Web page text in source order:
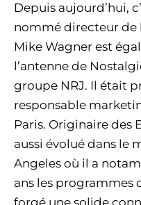
Depuis aujourd’hui,
nommé directeur de
Mike Wagner est
l’antenne de
groupe NRJ. Il était
responsable
Paris. Originaire des
aussi évolué dans le
Angeles où il a
ans les programmes
forgé une solide